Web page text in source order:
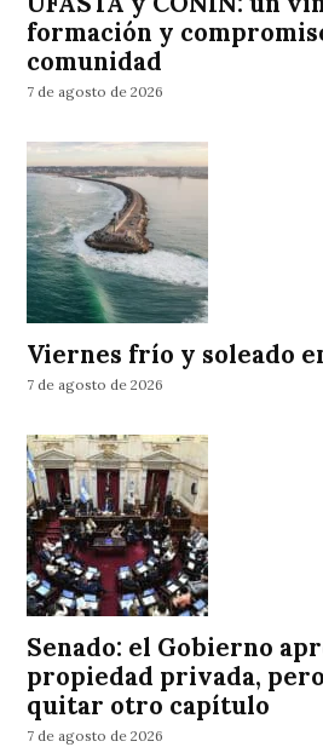
formación y
comunidad
7 de agosto de 2026
Viernes frío y soleado
7 de agosto de 2026
Senado: el Gobierno
propiedad privada,
quitar otro capítulo
7 de agosto de 2026